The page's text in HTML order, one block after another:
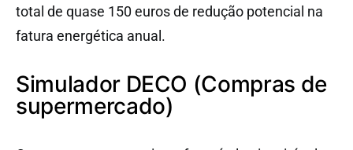
total de quase 150 euros de redução potencial na
fatura energética anual.
Simulador DECO (Compras de
supermercado)